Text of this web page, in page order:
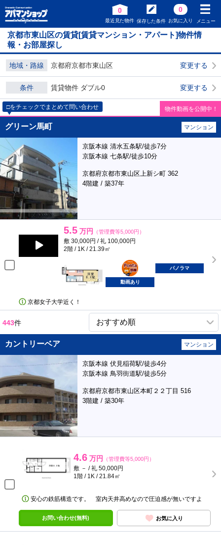
0
最近見た物件 保存した条件
0
お気に入り メニュー
京都市東山区の賃貸[賃貸マンション・アパート]物件情
報・お部屋探し
地域・路線 京都府京都市東山区 変更する
条件 賃貸物件 ダブル0 変更する
□をチェックでまとめて問い合わせ 物件動画を公開中！
グリーン馬町 マンション
京阪本線 清水五条駅/徒歩7分
京阪本線 七条駅/徒歩10分
京都府京都市東山区上新シ町 362
4階建 / 築37年
5.5 万円 （管理費等5,000円）
敷 30,000円 / 礼 100,000円
2階 / 1K / 21.39㎡
ポンタ
部屋
パノラマ
動画あり
京都女子大学近く！
443件
カントリーベア マンション
京阪本線 伏見稲荷駅/徒歩4分
京阪本線 鳥羽街道駅/徒歩5分
京都府京都市東山区本町２２丁目 516
3階建 / 築30年
4.6 万円 （管理費等5,000円）
敷 － / 礼 50,000円
1階 / 1K / 21.84㎡
安心の鉄筋構造です。 室内天井高めなので圧迫感が無いですよ
お問い合わせ(無料) お気に入り